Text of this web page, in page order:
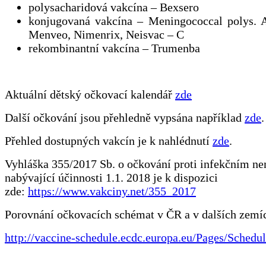
polysacharidová vakcína – Bexsero
konjugovaná vakcína – Meningococcal polys.
Menveo, Nimenrix, Neisvac – C
rekombinantní vakcína – Trumenba
Aktuální dětský očkovací kalendář zde
Další očkování jsou přehledně vypsána například zde.
Přehled dostupných vakcín je k nahlédnutí zde.
Vyhláška 355/2017 Sb. o očkování proti infekčním
nabývající účinnosti 1.1. 2018 je k dispozici
zde: https://www.vakciny.net/355_2017
Porovnání očkovacích schémat v ČR a v dalších
http://vaccine-schedule.ecdc.europa.eu/Pages/